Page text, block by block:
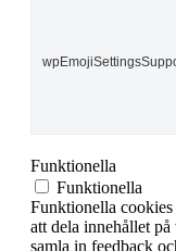
Funktionella
Funktionella
Funktionella
att dela innehållet
samla in feedback